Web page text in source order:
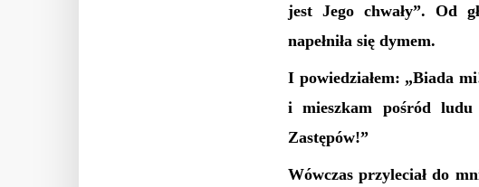
jest Jego chwały”. Od
napełniła się dymem.
I powiedziałem: „Biada
i mieszkam pośród
Zastępów!”
Wówczas przyleciał do